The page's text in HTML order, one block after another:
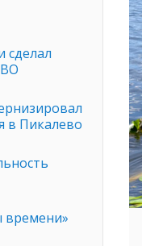
сделал
в Пикалево
времени»